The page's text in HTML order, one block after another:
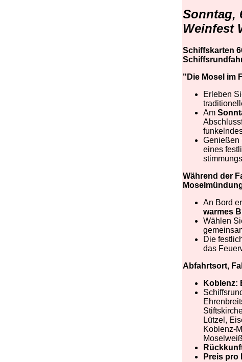
Sonntag,
Weinfest
Schiffskarten
"Die Mosel im
Erleben
Am
Genießen
eines
Während der
An Bord
warmes
Wählen
Die
das
Abfahrtsort,
Koblenz:
Lützel,
Koblenz-
Preis pro